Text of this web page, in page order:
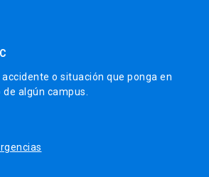
o situación que ponga en
algún campus.